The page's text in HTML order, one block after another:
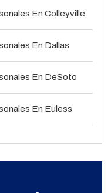
En Colleyville
En Dallas
En DeSoto
En Euless